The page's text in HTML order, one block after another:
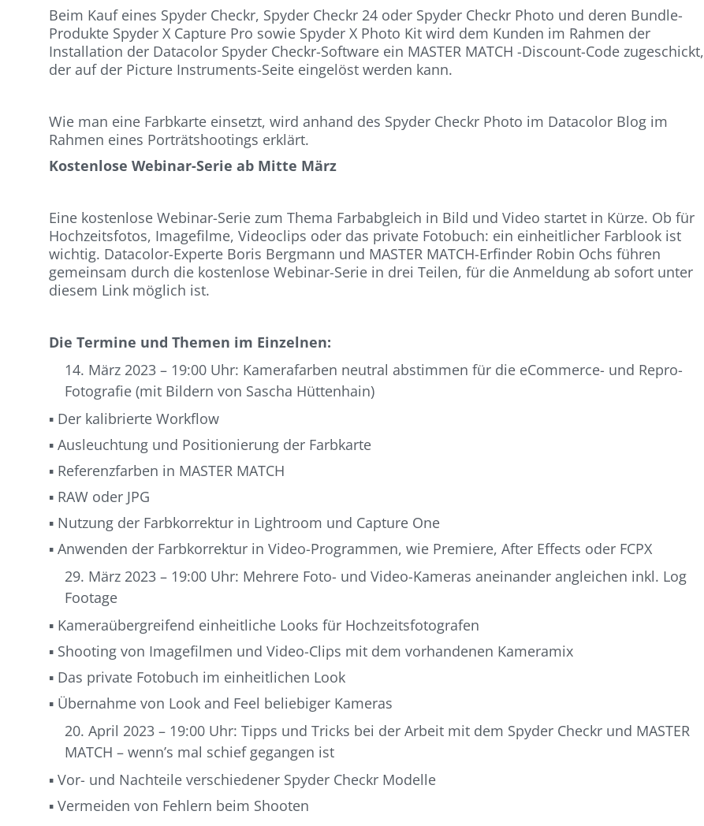
Beim Kauf eines Spyder Checkr, Spyder Checkr 24 oder Spyder Checkr Photo und deren Bundle-
Produkte Spyder X Capture Pro sowie Spyder X Photo Kit wird dem Kunden im Rahmen der
Installation der Datacolor Spyder Checkr-Software ein MASTER MATCH -Discount-Code zugeschickt,
der auf der Picture Instruments-Seite eingelöst werden kann.
Wie man eine Farbkarte einsetzt, wird anhand des Spyder Checkr Photo im Datacolor Blog im
Rahmen eines Porträtshootings erklärt.
Kostenlose Webinar-Serie ab Mitte März
Eine kostenlose Webinar-Serie zum Thema Farbabgleich in Bild und Video startet in Kürze. Ob für
Hochzeitsfotos, Imagefilme, Videoclips oder das private Fotobuch: ein einheitlicher Farblook ist
wichtig. Datacolor-Experte Boris Bergmann und MASTER MATCH-Erfinder Robin Ochs führen
gemeinsam durch die kostenlose Webinar-Serie in drei Teilen, für die Anmeldung ab sofort unter
diesem Link möglich ist.
Die Termine und Themen im Einzelnen:
14. März 2023 – 19:00 Uhr: Kamerafarben neutral abstimmen für die eCommerce- und Repro-
Fotografie (mit Bildern von Sascha Hüttenhain)
▪ Der kalibrierte Workflow
▪ Ausleuchtung und Positionierung der Farbkarte
▪ Referenzfarben in MASTER MATCH
▪ RAW oder JPG
▪ Nutzung der Farbkorrektur in Lightroom und Capture One
▪ Anwenden der Farbkorrektur in Video-Programmen, wie Premiere, After Effects oder FCPX
29. März 2023 – 19:00 Uhr: Mehrere Foto- und Video-Kameras aneinander angleichen inkl. Log
Footage
▪ Kameraübergreifend einheitliche Looks für Hochzeitsfotografen
▪ Shooting von Imagefilmen und Video-Clips mit dem vorhandenen Kameramix
▪ Das private Fotobuch im einheitlichen Look
▪ Übernahme von Look and Feel beliebiger Kameras
20. April 2023 – 19:00 Uhr: Tipps und Tricks bei der Arbeit mit dem Spyder Checkr und MASTER
MATCH – wenn’s mal schief gegangen ist
▪ Vor- und Nachteile verschiedener Spyder Checkr Modelle
▪ Vermeiden von Fehlern beim Shooten